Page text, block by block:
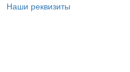
Наши реквизиты